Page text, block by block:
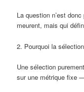
La question n’est
meurent, mais qui
2. Pourquoi la
Une sélection
sur une métrique fixe